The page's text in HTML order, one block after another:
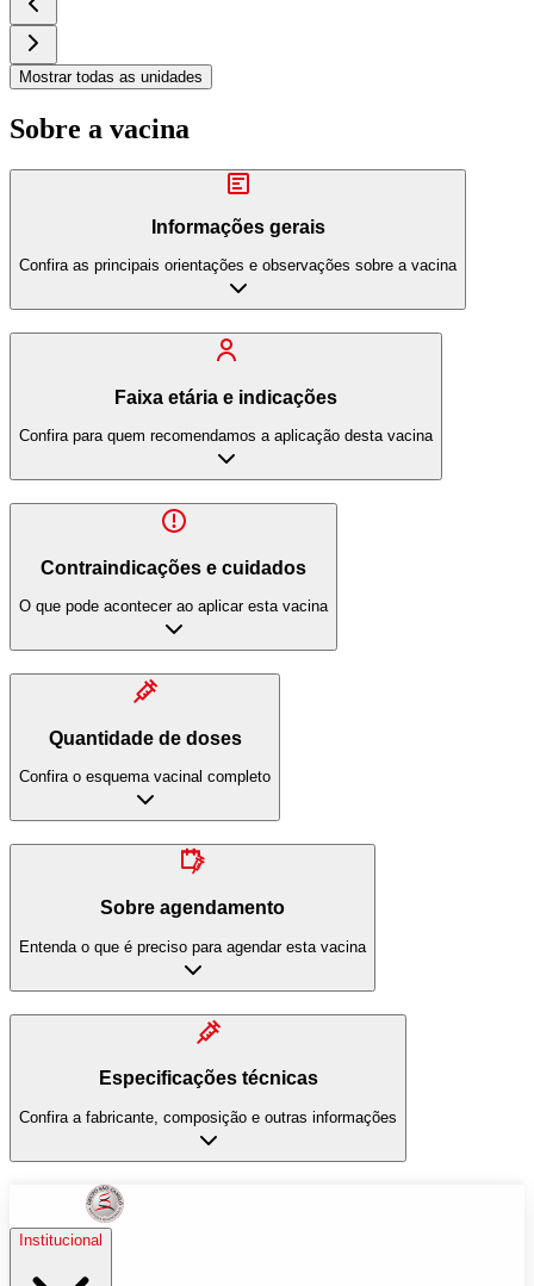
Mostrar todas as unidades
Sobre a vacina
Informações gerais
Confira as principais orientações e observações sobre a vacina
Faixa etária e indicações
Confira para quem recomendamos a aplicação desta vacina
Contraindicações e cuidados
O que pode acontecer ao aplicar esta vacina
Quantidade de doses
Confira o esquema vacinal completo
Sobre agendamento
Entenda o que é preciso para agendar esta vacina
Especificações técnicas
Confira a fabricante, composição e outras informações
Institucional